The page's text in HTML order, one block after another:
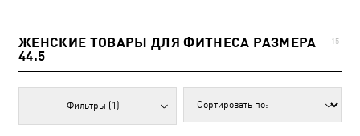
ЖЕНСКИЕ ТОВАРЫ ДЛЯ ФИТНЕСА РАЗМЕРА
44.5
15
Фильтры (1)